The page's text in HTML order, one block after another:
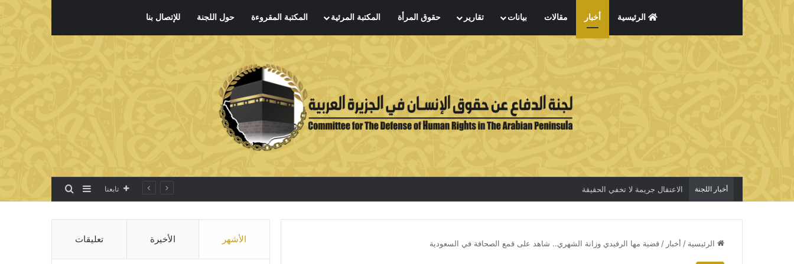
الرئيسية أخبار مقالات بيانات تقارير حقوق المرأة المكتبة المرئية المكتبة المقروءة حول اللجنة للإتصال بنا
أخبار اللجنة الاعتقال جريمة لا تخفي الحقيقة تابعنا إضافة عمود جانبي
بحث عن
الرئيسية / أخبار / قضية مها الرفيدي وزانة الشهري.. شاهد على قمع الصحافة في السعودية الأشهر الأخيرة تعليقات